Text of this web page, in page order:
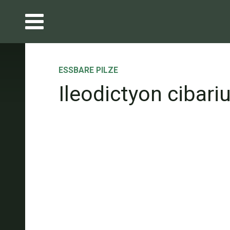
ESSBARE PILZE
Ileodictyon